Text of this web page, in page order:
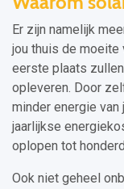
Er zijn namelijk
jou thuis de moeite
eerste plaats
opleveren. Door
minder energie van
jaarlijkse
oplopen tot
Ook niet geheel